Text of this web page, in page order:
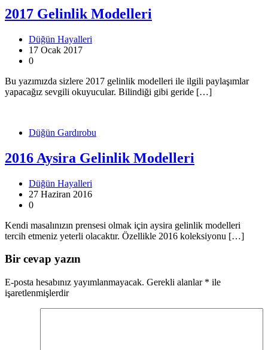
2017 Gelinlik Modelleri
Düğün Hayalleri
17 Ocak 2017
0
Bu yazımızda sizlere 2017 gelinlik modelleri ile ilgili paylaşımlar
yapacağız sevgili okuyucular. Bilindiği gibi geride […]
Düğün Gardırobu
2016 Aysira Gelinlik Modelleri
Düğün Hayalleri
27 Haziran 2016
0
Kendi masalınızın prensesi olmak için aysira gelinlik modelleri
tercih etmeniz yeterli olacaktır. Özellikle 2016 koleksiyonu […]
Bir cevap yazın
E-posta hesabınız yayımlanmayacak. Gerekli alanlar * ile
işaretlenmişlerdir